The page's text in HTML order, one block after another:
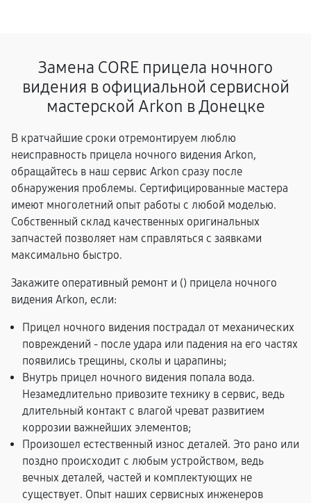
Замена CORE прицела ночного
видения в официальной сервисной
мастерской Arkon в Донецке
В кратчайшие сроки отремонтируем люблю
неисправность прицела ночного видения Arkon,
обращайтесь в наш сервис Arkon сразу после
обнаружения проблемы. Сертифицированные мастера
имеют многолетний опыт работы с любой моделью.
Собственный склад качественных оригинальных
запчастей позволяет нам справляться с заявками
максимально быстро.
Закажите оперативный ремонт и () прицела ночного
видения Arkon, если:
Прицел ночного видения пострадал от механических
повреждений - после удара или падения на его частях
появились трещины, сколы и царапины;
Внутрь прицел ночного видения попала вода.
Незамедлительно привозите технику в сервис, ведь
длительный контакт с влагой чреват развитием
коррозии важнейших элементов;
Произошел естественный износ деталей. Это рано или
поздно происходит с любым устройством, ведь
вечных деталей, частей и комплектующих не
существует. Опыт наших сервисных инженеров